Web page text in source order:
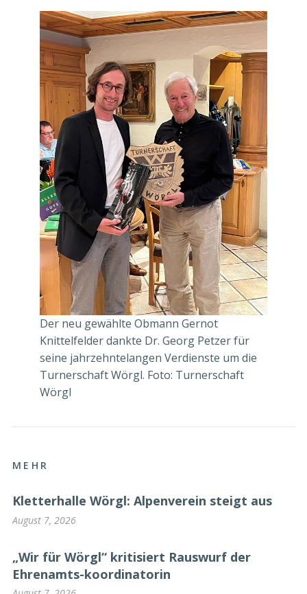
Der neu gewählte Obmann Gernot
Knittelfelder dankte Dr. Georg Petzer für
seine jahrzehntelangen Verdienste um die
Turnerschaft Wörgl. Foto: Turnerschaft
Wörgl
MEHR
Kletterhalle Wörgl: Alpenverein steigt aus
August 7, 2026
„Wir für Wörgl“ kritisiert Rauswurf der
Ehrenamts-koordinatorin